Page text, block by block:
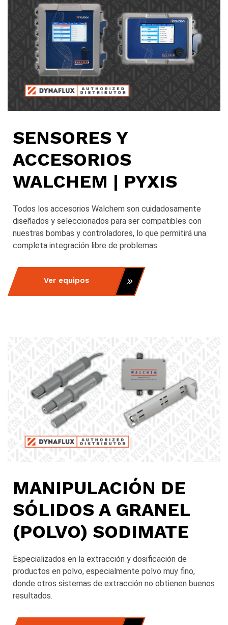
SENSORES Y
ACCESORIOS
WALCHEM | PYXIS
Todos los accesorios Walchem son cuidadosamente
diseñados y seleccionados para ser compatibles con
nuestras bombas y controladores, lo que permitirá una
completa integración libre de problemas.
Ver equipos
MANIPULACIÓN DE
SÓLIDOS A GRANEL
(POLVO) SODIMATE
Especializados en la extracción y dosificación de
productos en polvo, especialmente polvo muy fino,
donde otros sistemas de extracción no obtienen buenos
resultados.